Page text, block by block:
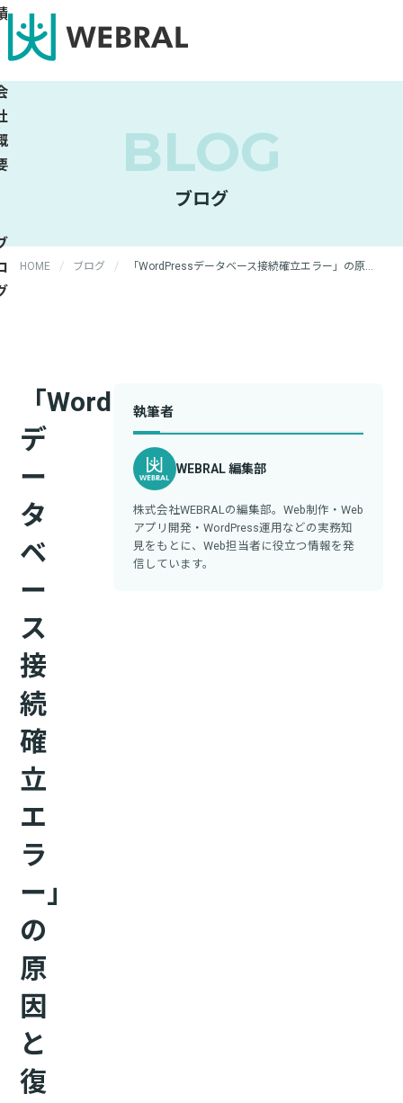
BLOG
ブログ
HOME ブログ 「WordPressデータベース接続確立エラー」の原因と復旧手順【完全ガイド】
「WordPress
デ
ー
タ
ベ
ー
ス
接
続
確
立
エ
ラ
ー」
の
原
因
と
復
執筆者
WEBRAL 編集部
株式会社WEBRALの編集部。Web制作・Web
アプリ開発・WordPress運用などの実務知
見をもとに、Web担当者に役立つ情報を発
信しています。